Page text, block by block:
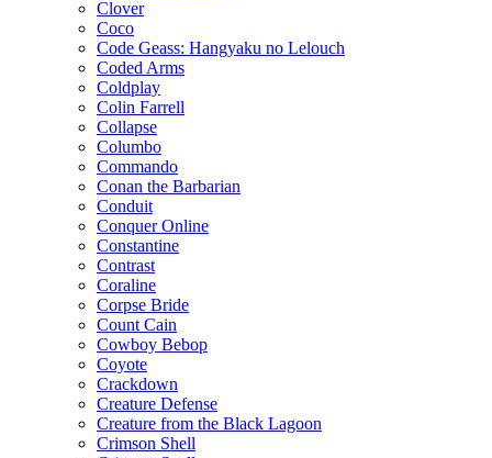
Clover
Coco
Code Geass: Hangyaku no Lelouch
Coded Arms
Coldplay
Colin Farrell
Collapse
Columbo
Commando
Conan the Barbarian
Conduit
Conquer Online
Constantine
Contrast
Coraline
Corpse Bride
Count Cain
Cowboy Bebop
Coyote
Crackdown
Creature Defense
Creature from the Black Lagoon
Crimson Shell